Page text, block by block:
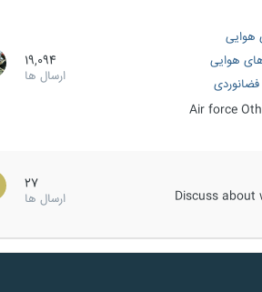
هوایی
هوایی
Air force
19,094
ارسال ها
Discuss
27
ارسال ها